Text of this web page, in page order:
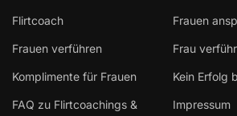
Flirtcoach Frauen
Frauen verführen Frau
Komplimente für Frauen Kein Erfolg
FAQ zu Flirtcoachings &
Impressum